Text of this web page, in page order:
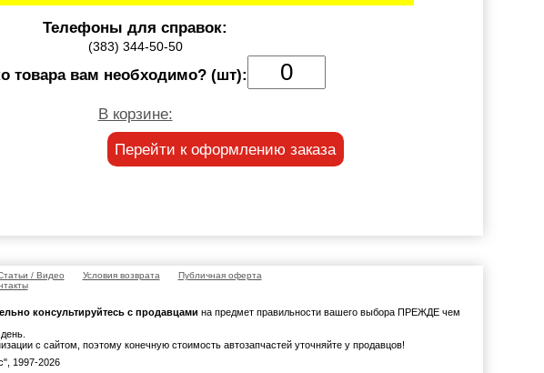
Телефоны для справок:
(383) 344-50-50
товара вам необходимо? (шт):
В корзине:
Перейти к оформлению заказа
/ Видео Условия возврата
Публичная оферта
консультируйтесь с продавцами на предмет правильности вашего выбора ПРЕЖДЕ чем
с сайтом, поэтому конечную стоимость автозапчастей уточняйте у продавцов!
1997-2026